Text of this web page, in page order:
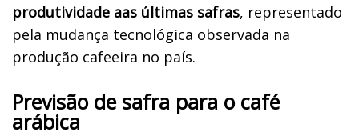
produtividade aas últimas safras, representado
pela mudança tecnológica observada na
produção cafeeira no país.
Previsão de safra para o café
arábica